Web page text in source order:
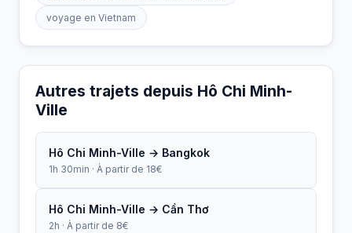
voyage en Vietnam
Autres trajets depuis Hô Chi Minh-
Ville
Hô Chi Minh-Ville → Bangkok
1h 30min · À partir de 18€
Hô Chi Minh-Ville → Cần Thơ
2h · À partir de 8€